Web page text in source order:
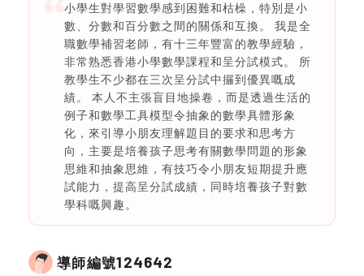
小學生對學習數學感到困難和枯橾，特別是小
數、分數和百分數之間的關係和互換。 我是全
職數學補習老師，有十三年豐富的教學經驗，
非常熟悉香港小學數學課程和呈分試模式。 所
教學生不少都在三次呈分試中攞到優異嘅成
績。 本人不主張盲目地操卷，而是透過生活的
例子和數學工具模型令抽象的數學具體形象
化，來引導小朋友理解題目的要求和思考方
向，主要是培養孩子思考有關數學問題的形象
思維和抽象思維，有技巧令小朋友短期提升應
試能力，提高呈分試成績，同時培養孩子對數
學科嘅興趣。
導師編號124642